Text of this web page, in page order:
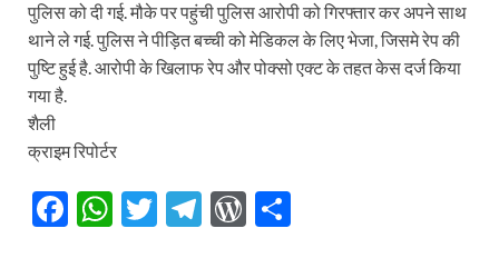
पुलिस को दी गई. मौके पर पहुंची पुलिस आरोपी को गिरफ्तार कर अपने साथ
थाने ले गई. पुलिस ने पीड़ित बच्ची को मेडिकल के लिए भेजा, जिसमे रेप की
पुष्टि हुई है. आरोपी के खिलाफ रेप और पोक्सो एक्ट के तहत केस दर्ज किया
गया है.
शैली
क्राइम रिपोर्टर
F
W T
T
W